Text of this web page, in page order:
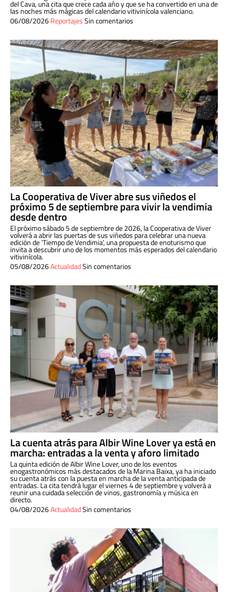
del Cava, una cita que crece cada año y que se ha convertido en una de
las noches más mágicas del calendario vitivinícola valenciano.
06/08/2026ReportajesSin comentarios
La Cooperativa de Viver abre sus viñedos el
próximo 5 de septiembre para vivir la vendimia
desde dentro
El próximo sábado 5 de septiembre de 2026, la Cooperativa de Viver
volverá a abrir las puertas de sus viñedos para celebrar una nueva
edición de ‘Tiempo de Vendimia’, una propuesta de enoturismo que
invita a descubrir uno de los momentos más esperados del calendario
vitivinícola.
05/08/2026ActualidadSin comentarios
La cuenta atrás para Albir Wine Lover ya está en
marcha: entradas a la venta y aforo limitado
La quinta edición de Albir Wine Lover, uno de los eventos
enogastronómicos más destacados de la Marina Baixa, ya ha iniciado
su cuenta atrás con la puesta en marcha de la venta anticipada de
entradas. La cita tendrá lugar el viernes 4 de septiembre y volverá a
reunir una cuidada selección de vinos, gastronomía y música en
directo.
04/08/2026ActualidadSin comentarios